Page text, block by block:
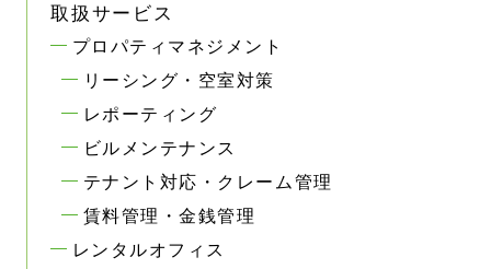
取扱サービス
プロパティマネジメント
リーシング・空室対策
レポーティング
ビルメンテナンス
テナント対応・クレーム管理
賃料管理・金銭管理
レンタルオフィス